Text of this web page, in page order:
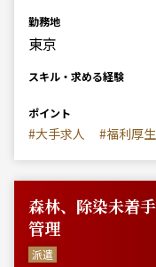
勤務地
東京
スキル・求める経験
ポイント
#大手求人 #福利厚
森林、除染未着
管理
派遣